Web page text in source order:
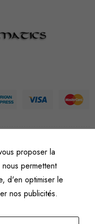
de vente et d’utilisation
proposer la
permettent
d'en optimiser le
nos publicités.
nous
structure du
site Web, en
fonction de
l'usage qu'il